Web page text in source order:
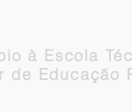
à Escola
de Educação